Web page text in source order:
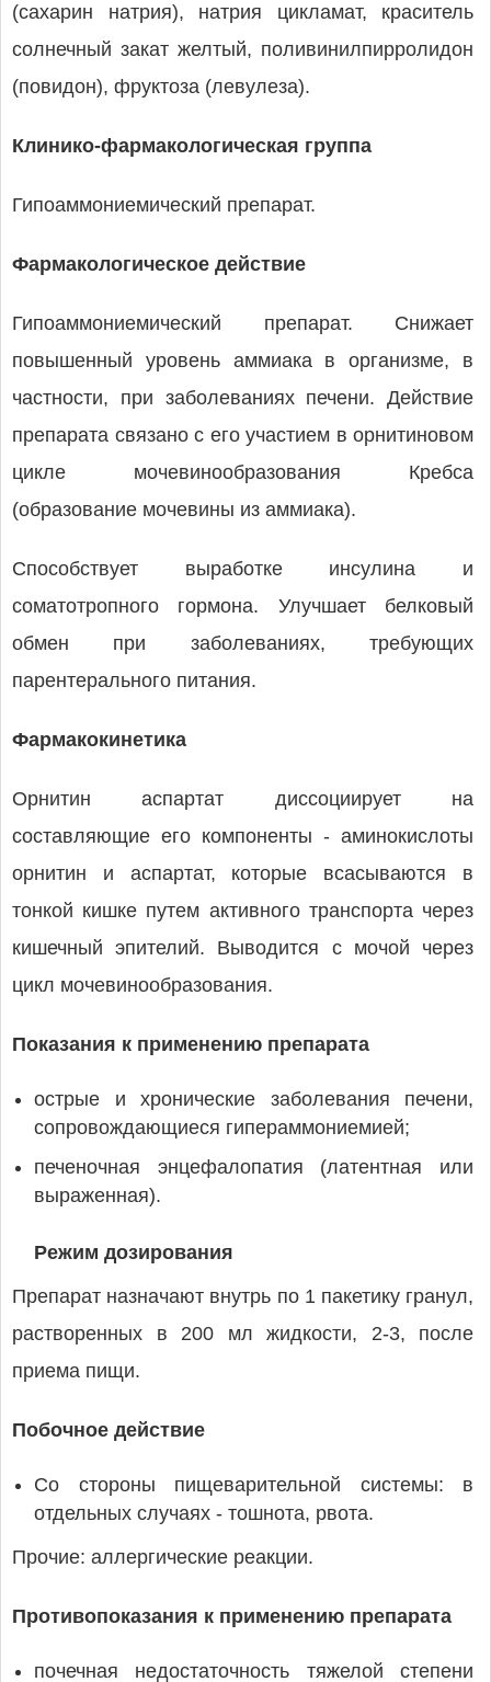
(сахарин натрия), натрия цикламат, краситель
солнечный закат желтый, поливинилпирролидон
(повидон), фруктоза (левулеза).
Клинико-фармакологическая группа
Гипоаммониемический препарат.
Фармакологическое действие
Гипоаммониемический препарат. Снижает
повышенный уровень аммиака в организме, в
частности, при заболеваниях печени. Действие
препарата связано с его участием в орнитиновом
цикле мочевинообразования Кребса
(образование мочевины из аммиака).
Способствует выработке инсулина и
соматотропного гормона. Улучшает белковый
обмен при заболеваниях, требующих
парентерального питания.
Фармакокинетика
Орнитин аспартат диссоциирует на
составляющие его компоненты - аминокислоты
орнитин и аспартат, которые всасываются в
тонкой кишке путем активного транспорта через
кишечный эпителий. Выводится с мочой через
цикл мочевинообразования.
Показания к применению препарата
острые и хронические заболевания печени,
сопровождающиеся гипераммониемией;
печеночная энцефалопатия (латентная или
выраженная).
Режим дозирования
Препарат назначают внутрь по 1 пакетику гранул,
растворенных в 200 мл жидкости, 2-3, после
приема пищи.
Побочное действие
Со стороны пищеварительной системы: в
отдельных случаях - тошнота, рвота.
Прочие: аллергические реакции.
Противопоказания к применению препарата
почечная недостаточность тяжелой степени